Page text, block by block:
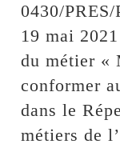
0430/
19 mai
du métier «
conformer
dans le
métiers de